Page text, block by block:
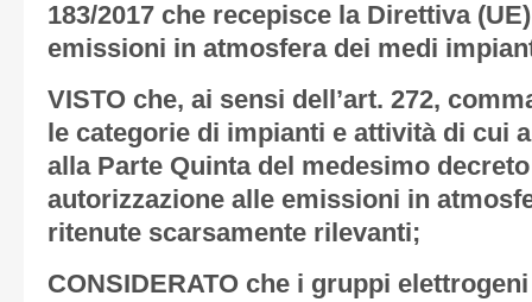
183/2017 che recepisce la Direttiva
emissioni in atmosfera dei medi
VISTO che, ai sensi dell’art. 272,
le categorie di impianti e attività di cui
alla Parte Quinta del medesimo
autorizzazione alle emissioni in
ritenute scarsamente rilevanti;
CONSIDERATO che i gruppi